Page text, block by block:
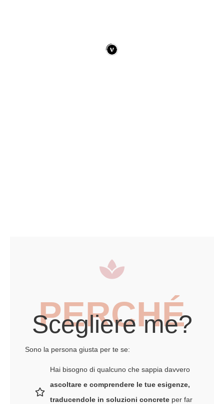
PERCHÉ
Scegliere me?
Sono la persona giusta per te se:
Hai bisogno di qualcuno che sappia davvero
ascoltare e comprendere le tue esigenze,
traducendole in soluzioni concrete per far